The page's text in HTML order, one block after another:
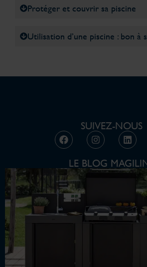
Protéger et couvrir sa piscine
Utilisation d’une piscine : bon à
SUIVEZ-NOUS
LE BLOG